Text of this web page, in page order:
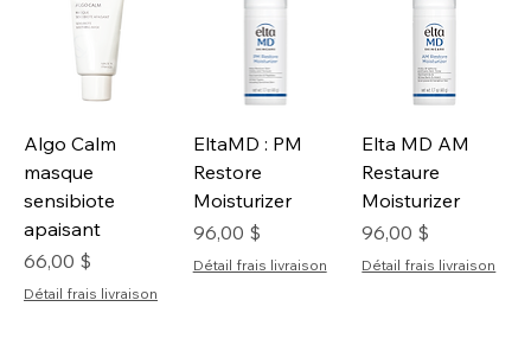
Algo Calm
masque
sensibiote
apaisant
Prix
66,00 $
Détail frais livraison
EltaMD : PM
Restore
Moisturizer
Prix
96,00 $
Détail frais livraison
Elta MD AM
Restaure
Moisturizer
Prix
96,00 $
Détail frais livraison